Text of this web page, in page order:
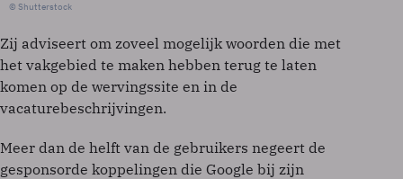
© Shutterstock
Zij adviseert om zoveel mogelijk woorden die met
het vakgebied te maken hebben terug te laten
komen op de wervingssite en in de
vacaturebeschrijvingen.
Meer dan de helft van de gebruikers negeert de
gesponsorde koppelingen die Google bij zijn